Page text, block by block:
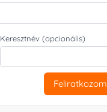
Keresztnév (opcionális)
Feliratkozom